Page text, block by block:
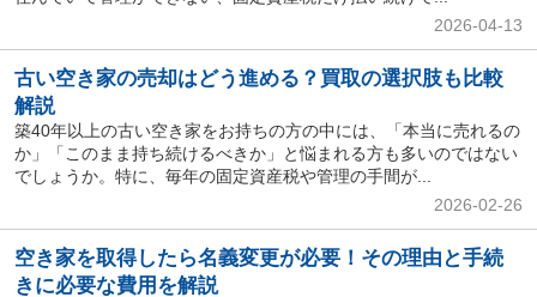
2026-04-13
古い空き家の売却はどう進める？買取の選択肢も比較
解説
築40年以上の古い空き家をお持ちの方の中には、「本当に売れるの
か」「このまま持ち続けるべきか」と悩まれる方も多いのではない
でしょうか。特に、毎年の固定資産税や管理の手間が...
2026-02-26
空き家を取得したら名義変更が必要！その理由と手続
きに必要な費用を解説